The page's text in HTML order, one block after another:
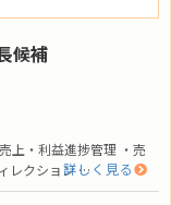
候補
上・利益進捗管理 ・売
レクション …詳しく見る